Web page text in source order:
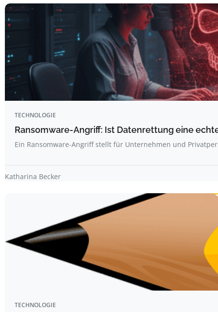
TECHNOLOGIE
Ransomware-Angriff: Ist Datenrettung eine
Ein Ransomware-Angriff stellt für Unternehmen und
Katharina Becker
TECHNOLOGIE